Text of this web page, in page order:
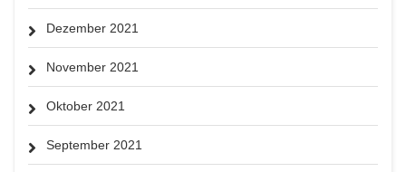
Dezember 2021
November 2021
Oktober 2021
September 2021